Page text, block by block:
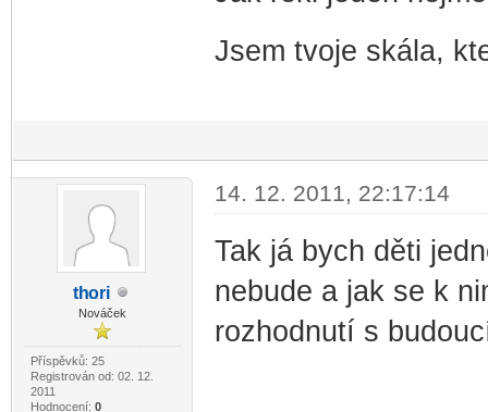
Jsem tvoje skála,
thori
Nováček
Příspěvků: 25
Registrován od: 02. 12.
2011
Hodnocení: 0
14. 12. 2011, 22:17:14
Tak já bych děti
nebude a jak se k
rozhodnutí s